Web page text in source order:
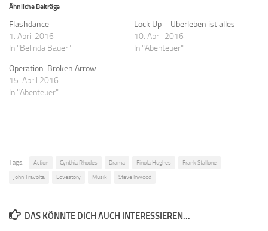
Ähnliche Beiträge
Flashdance
1. April 2016
In "Belinda Bauer"
Lock Up – Überleben ist alles
10. April 2016
In "Abenteuer"
Operation: Broken Arrow
15. April 2016
In "Abenteuer"
Tags: Action Cynthia Rhodes Drama Finola Hughes Frank Stallone
John Travolta Lovestory Musik Steve Inwood
DAS KÖNNTE DICH AUCH INTERESSIEREN...